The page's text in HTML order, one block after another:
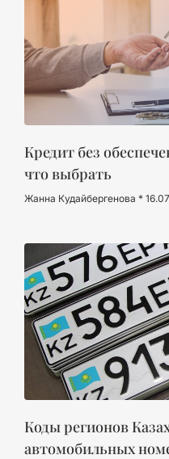
Кредит без
что выбрать
Жанна Кудайбергенова
Коды регионов
автомобильных